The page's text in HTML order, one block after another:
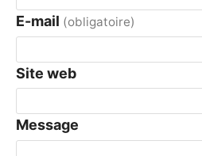
E-mail (obligatoire)
Site web
Message